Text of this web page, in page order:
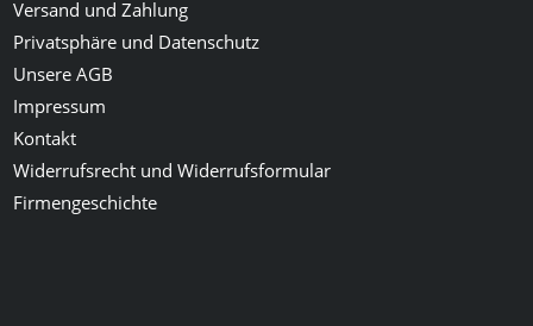
Versand und Zahlung
Privatsphäre und Datenschutz
Unsere AGB
Impressum
Kontakt
Widerrufsrecht und Widerrufsformular
Firmengeschichte